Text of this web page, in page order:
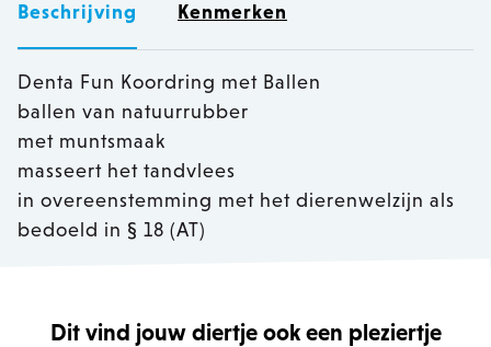
Beschrijving Kenmerken
Denta Fun Koordring met Ballen
ballen van natuurrubber
met muntsmaak
masseert het tandvlees
in overeenstemming met het dierenwelzijn als
bedoeld in § 18 (AT)
Dit vind jouw diertje ook een pleziertje